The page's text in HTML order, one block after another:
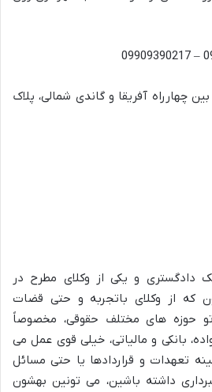
چهارراه آفریقا و گاندی شمالی، پلاک
دادگستری و یکی از وکلای مطرح در
که از وکلای باتجربه و حتی قضات
حوزه های مختلف حقوقی، مخصوصاً
بانکی و مالیاتی، خیلی قوی عمل می
تعهدات و قراردادها یا حتی مسائل
داشته باشین، می تونین بهشون